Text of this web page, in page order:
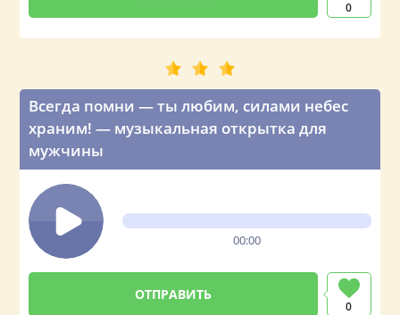
0
Всегда помни — ты любим, силами небес
храним! — музыкальная открытка для
мужчины
00:00
0